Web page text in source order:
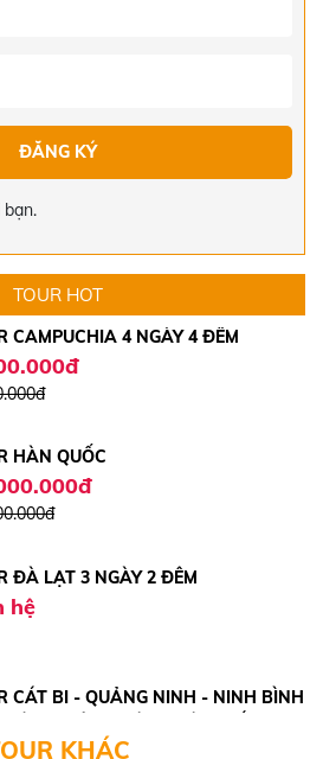
bạn.
TOUR HOT
HÀN QUỐC 4 NGÀY 4 ĐÊM
CAMPUCHIA 4 NGÀY 4 ĐÊM
HÀN QUỐC
ĐÀ LẠT 3 NGÀY 2 ĐÊM
KHÁC